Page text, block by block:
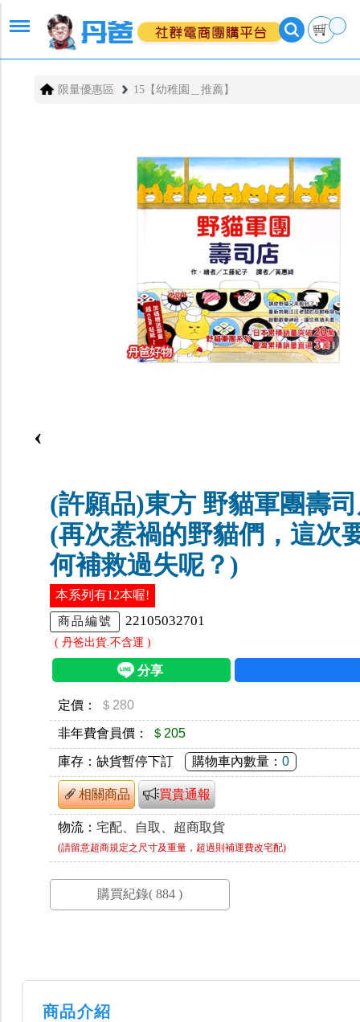
限量優惠區 15【幼稚園＿推薦】
‹
(許願品)東方 野貓軍團壽
(再次惹禍的野貓們，這次
何補救過失呢？)
本系列有12本喔!
商品編號 22105032701
( 丹爸出貨.不含運 )
定價： ＄280
非年費會員價： ＄205
庫存：缺貨暫停下訂 購物車內數量：0
相關商品 買貴通報
物流：宅配、自取、超商取貨
(請留意超商規定之尺寸及重量，超過則補運費改宅配)
商品介紹